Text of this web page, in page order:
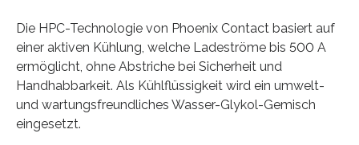
Die HPC-Technologie von Phoenix Contact basiert auf
einer aktiven Kühlung, welche Ladeströme bis 500 A
ermöglicht, ohne Abstriche bei Sicherheit und
Handhabbarkeit. Als Kühlflüssigkeit wird ein umwelt-
und wartungsfreundliches Wasser-Glykol-Gemisch
eingesetzt.